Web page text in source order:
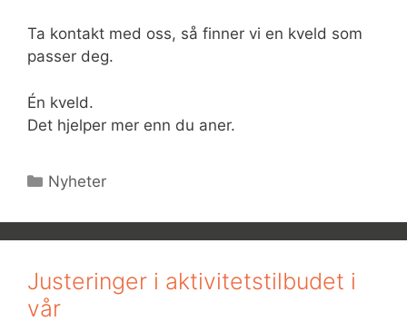
Ta kontakt med oss, så finner vi en kveld som
passer deg.
Én kveld.
Det hjelper mer enn du aner.
Kategorier
Nyheter
Justeringer i aktivitetstilbudet i
vår